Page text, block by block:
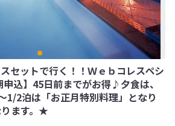
セットで行く！！Ｗｅｂコレスペシ
込】45日前までがお得♪夕食は、
2泊は「お正月特別料理」となり
ます。★